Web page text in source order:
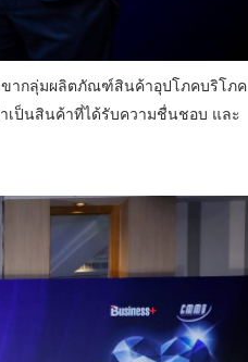
ขากลุ่มผลิตภัณฑ์สินค้าอุปโภคบริโภค
เป็นสินค้าที่ได้รับความชื่นชอบ และ